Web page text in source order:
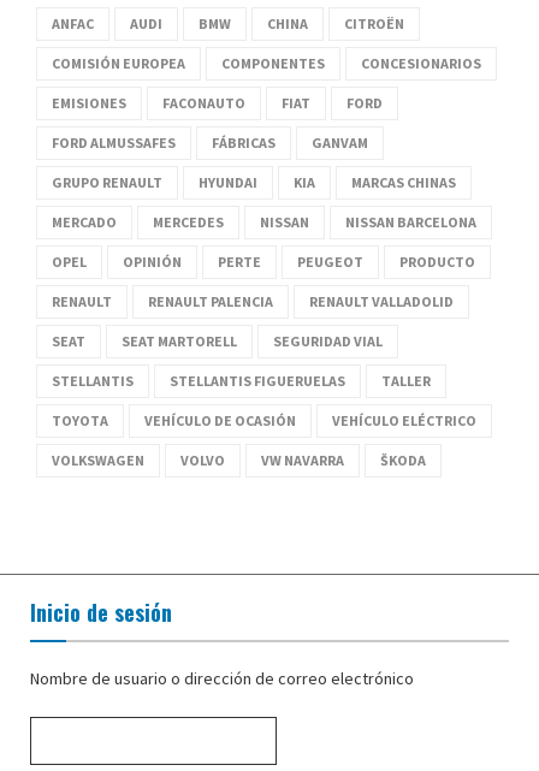
ANFAC AUDI BMW CHINA CITROËN
COMISIÓN EUROPEA COMPONENTES CONCESIONARIOS
EMISIONES FACONAUTO FIAT FORD
FORD ALMUSSAFES FÁBRICAS GANVAM
GRUPO RENAULT HYUNDAI KIA MARCAS CHINAS
MERCADO MERCEDES NISSAN NISSAN BARCELONA
OPEL OPINIÓN PERTE PEUGEOT PRODUCTO
RENAULT RENAULT PALENCIA RENAULT VALLADOLID
SEAT SEAT MARTORELL SEGURIDAD VIAL
STELLANTIS STELLANTIS FIGUERUELAS TALLER
TOYOTA VEHÍCULO DE OCASIÓN VEHÍCULO ELÉCTRICO
VOLKSWAGEN VOLVO VW NAVARRA ŠKODA
Inicio de sesión
Nombre de usuario o dirección de correo electrónico